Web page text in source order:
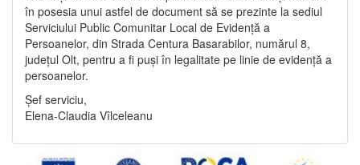
în posesia unui astfel de document să se prezinte la sediul
Serviciului Public Comunitar Local de Evidență a
Persoanelor, din Strada Centura Basarabilor, numărul 8,
județul Olt, pentru a fi puși în legalitate pe linie de evidență a
persoanelor.
Șef serviciu,
Elena-Claudia Vîlceleanu